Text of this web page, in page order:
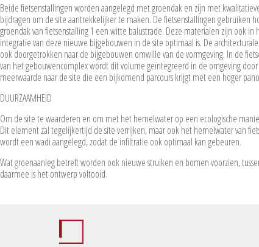
Beide fietsenstallingen worden aangelegd met groendak en zijn met
bijdragen om de site aantrekkelijker te maken. De fietsenstallingen gebruiken
groendak van fietsenstalling 1 een witte balustrade. Deze materialen zijn ook
integratie van deze nieuwe bijgebouwen in de site optimaal is. De
ook doorgetrokken naar de bijgebouwen omwille van de vormgeving. In de
van het gebouwencomplex wordt dit volume geïntegreerd in de omgeving
meerwaarde naar de site die een bijkomend parcours krijgt met een hoger
DUURZAAMHEID
Om de site te waarderen en om met het hemelwater op een ecologische
Dit element zal tegelijkertijd de site verrijken, maar ook het hemelwater van
wordt een wadi aangelegd, zodat de infiltratie ook optimaal kan gebeuren.
Wat groenaanleg betreft worden ook nieuwe struiken en bomen voorzien,
daarmee is het ontwerp voltooid.